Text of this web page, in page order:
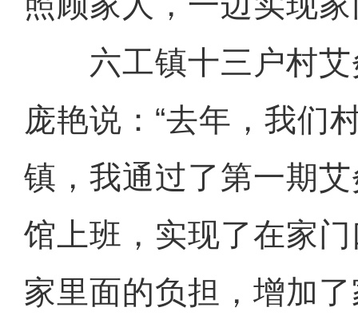
六工镇十三户村艾
庞艳说：“去年，我们
镇，我通过了第一期
馆上班，实现了在家
家里面的负担，增加